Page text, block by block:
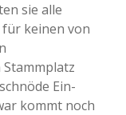
sie alle
keinen von
Ein-
kommt noch